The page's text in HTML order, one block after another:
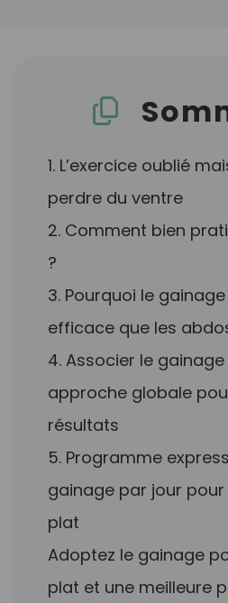
1. L’exercice oublié
perdre du ventre
2. Comment bien
?
3. Pourquoi le
efficace que les
4. Associer le
approche globale
résultats
5. Programme
gainage par jour
plat
Adoptez le gainage
plat et une meilleure